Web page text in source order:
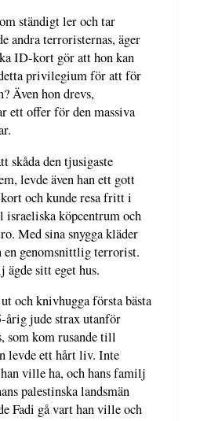
ständigt ler och tar
andra terroristernas, äger
ID-kort gör att hon kan
privilegium för att för
Även hon drevs,
ett offer för den massiva
skåda den tjusigaste
levde även han ett gott
och kunde resa fritt i
köpcentrum och
Med sina snygga kläder
en genomsnittlig terrorist.
sitt eget hus.
och knivhugga första bästa
årig jude strax utanför
som kom rusande till
levde ett hårt liv. Inte
ville ha, och hans familj
palestinska landsmän
Fadi gå vart han ville och